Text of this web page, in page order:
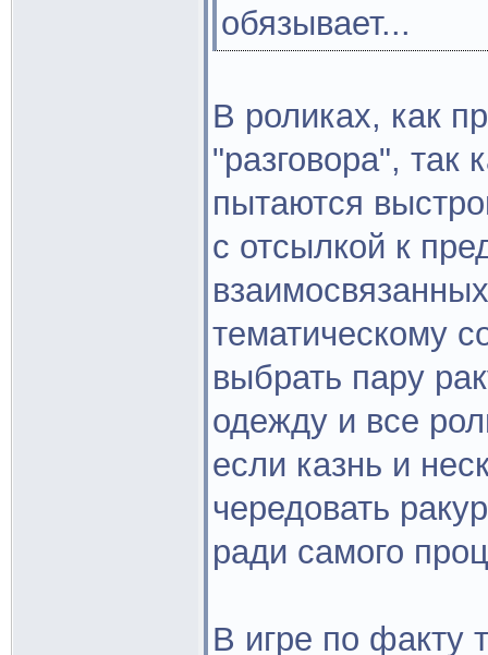
обязывает...
В роликах, как
"разговора", так
пытаются
с отсылкой к
тематическому
выбрать пару
одежду и все
если казнь и
чередовать
ради самого
В игре по факту